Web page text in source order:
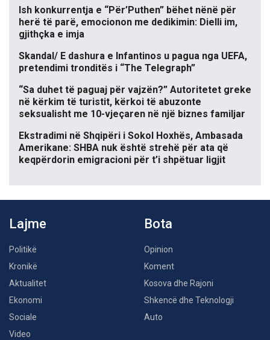
Ish konkurrentja e “Për’Puthen” bëhet nënë për
herë të parë, emocionon me dedikimin: Dielli im,
gjithçka e imja
Skandal/ E dashura e Infantinos u pagua nga UEFA,
pretendimi tronditës i “The Telegraph”
“Sa duhet të paguaj për vajzën?” Autoritetet greke
në kërkim të turistit, kërkoi të abuzonte
seksualisht me 10-vjeçaren në një biznes familjar
Ekstradimi në Shqipëri i Sokol Hoxhës, Ambasada
Amerikane: SHBA nuk është strehë për ata që
keqpërdorin emigracioni për t’i shpëtuar ligjit
Lajme
Politikë
Kronikë
Aktualitet
Ekonomi
Sociale
Video
Bota
Opinion
Koment
Kosova dhe Rajoni
Shkencë dhe Teknologji
Auto